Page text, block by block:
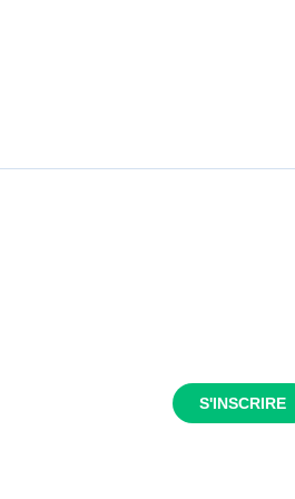
S'INSCRIRE